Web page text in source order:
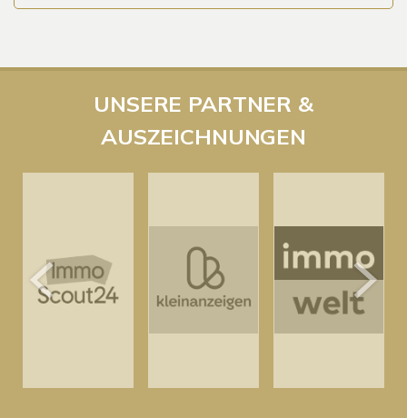
UNSERE PARTNER &
AUSZEICHNUNGEN